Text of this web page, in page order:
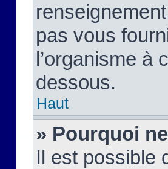
pas vous
l’organisme à
dessous.
Haut
» Pourquoi
Il est possible